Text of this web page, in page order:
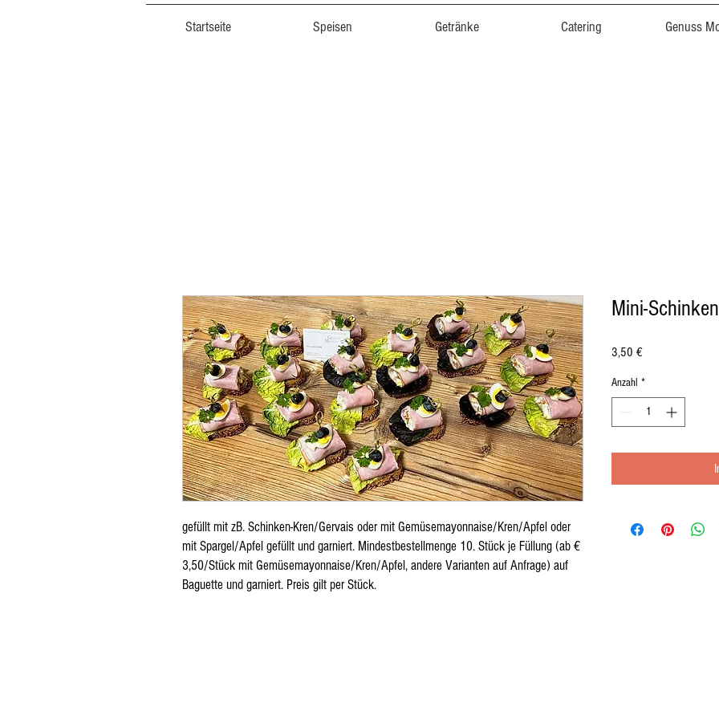
Startseite Speisen Getränke Catering Genuss
gefüllt mit zB. Schinken-Kren/Gervais oder mit Gemüsemayonnaise/Kren/Apfel oder
mit Spargel/Apfel gefüllt und garniert. Mindestbestellmenge 10. Stück je Füllung (ab €
3,50/Stück mit Gemüsemayonnaise/Kren/Apfel, andere Varianten auf Anfrage) auf
Baguette und garniert. Preis gilt per Stück.
Mini-
3,50 €Preis
Anzahl *